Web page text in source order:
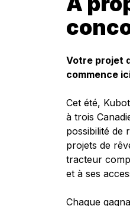
Votre projet
commence
Cet été,
à trois
possibilité de
projets de
tracteur
et à ses
Chaque